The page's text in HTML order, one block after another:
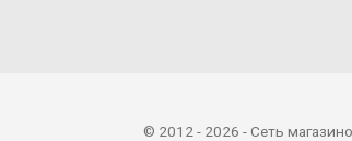
© 2012 - 2026 - Сеть